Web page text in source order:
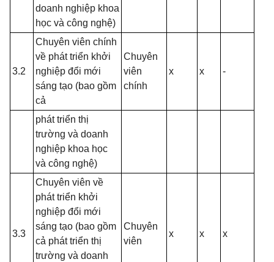
doanh nghiệp khoa
học và công nghệ)
3.2
Chuyên viên chính
về phát triển khởi
nghiệp đổi mới
sáng tạo (bao gồm
cả
Chuyên
viên
chính
x x -
phát triển thị
trường và doanh
nghiệp khoa học
và công nghệ)
3.3
Chuyên viên về
phát triển khởi
nghiệp đổi mới
sáng tạo (bao gồm
cả phát triển thị
trường và doanh
Chuyên
viên
x x x